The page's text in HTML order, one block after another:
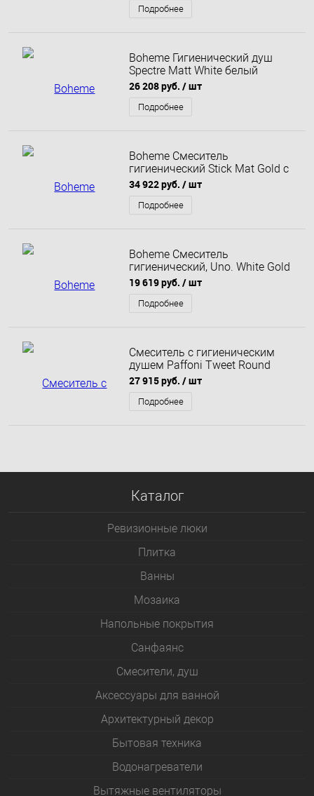
Подробнее
Boheme Гигиенический душ
Spectre Matt White белый
матовый 457-MW
26 208 руб. / шт
Подробнее
Boheme Смеситель
гигиенический Stick Mat Gold c
ручкой Diamond золото
матовое 127-MG
34 922 руб. / шт
Подробнее
Boheme Смеситель
гигиенический, Uno. White Gold
белый матовый 467-WG
19 619 руб. / шт
Подробнее
Смеситель с гигиеническим
душем Paffoni Tweet Round
ZDUP110BR бронза
27 915 руб. / шт
Подробнее
Каталог
Ревизионные люки
Плитка
Bанны
Мозаика
Напольные покрытия
Санфаянс
Смесители, душ
Аксессуары для ванной
Архитектурный декор
Бытовая техника
Водонагреватели
Вытяжные вентиляторы